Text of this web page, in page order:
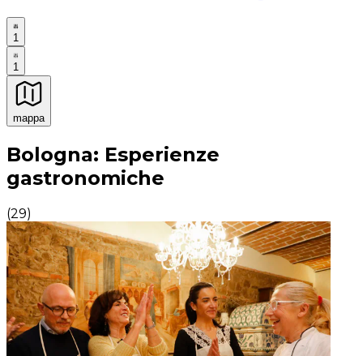
1
1
mappa
Esperienze culinarie indimenticabili: Esperienze
Bologna: Esperienze
gastronomiche
(29)